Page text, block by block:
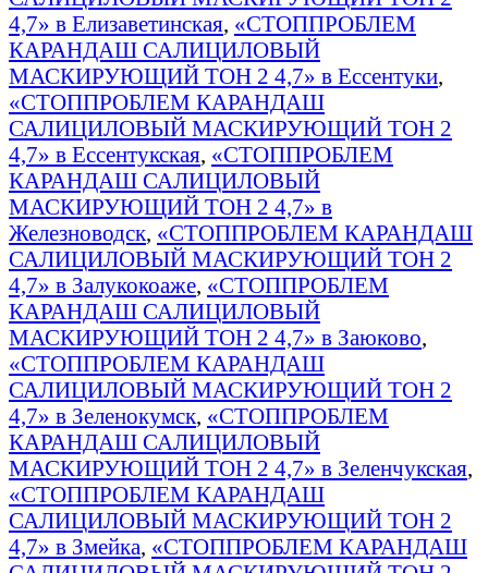
4,7» в Елизаветинская, «СТОППРОБЛЕМ
КАРАНДАШ САЛИЦИЛОВЫЙ
МАСКИРУЮЩИЙ ТОН 2 4,7» в Ессентуки,
«СТОППРОБЛЕМ КАРАНДАШ
САЛИЦИЛОВЫЙ МАСКИРУЮЩИЙ ТОН 2
4,7» в Ессентукская, «СТОППРОБЛЕМ
КАРАНДАШ САЛИЦИЛОВЫЙ
МАСКИРУЮЩИЙ ТОН 2 4,7» в
Железноводск, «СТОППРОБЛЕМ КАРАНДАШ
САЛИЦИЛОВЫЙ МАСКИРУЮЩИЙ ТОН 2
4,7» в Залукокоаже, «СТОППРОБЛЕМ
КАРАНДАШ САЛИЦИЛОВЫЙ
МАСКИРУЮЩИЙ ТОН 2 4,7» в Заюково,
«СТОППРОБЛЕМ КАРАНДАШ
САЛИЦИЛОВЫЙ МАСКИРУЮЩИЙ ТОН 2
4,7» в Зеленокумск, «СТОППРОБЛЕМ
КАРАНДАШ САЛИЦИЛОВЫЙ
МАСКИРУЮЩИЙ ТОН 2 4,7» в Зеленчукская,
«СТОППРОБЛЕМ КАРАНДАШ
САЛИЦИЛОВЫЙ МАСКИРУЮЩИЙ ТОН 2
4,7» в Змейка, «СТОППРОБЛЕМ КАРАНДАШ